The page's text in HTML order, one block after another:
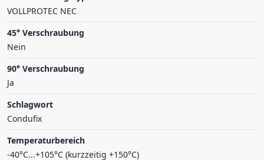
VOLLPROTEC NEC
45° Verschraubung
Nein
90° Verschraubung
Ja
Schlagwort
Condufix
Temperaturbereich
-40°C...+105°C (kurzzeitig +150°C)